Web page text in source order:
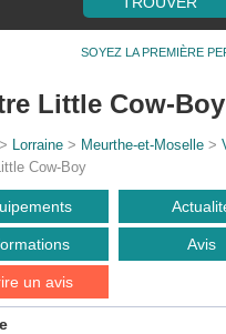
SOYEZ LA PREMIÈRE
Little Cow-Boy
> Lorraine > Meurthe-et-Moselle >
Cow-Boy
Avis
un avis